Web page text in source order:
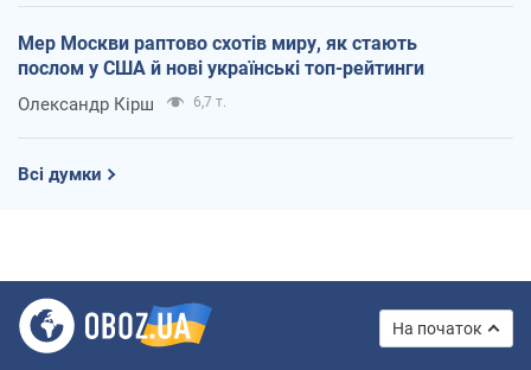
Мер Москви раптово схотів миру, як стають
послом у США й нові українські топ-рейтинги
Олександр Кірш 6,7 т.
Всі думки
На початок